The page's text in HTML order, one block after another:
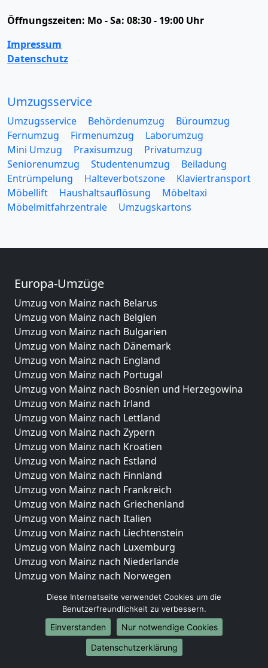
Öffnungszeiten: Mo - Sa: 08:30 - 19:00 Uhr
Impressum
Datenschutz
Umzugsservice
Umzugsservice Behördenumzug
Büroumzug
Fernumzug
Firmenumzug
Laborumzug
Mini Umzug
Praxisumzug
Privatumzug
Seniorenumzug
Studentenumzug
Beiladung
Entrümpelung
Halteverbotszone
Klaviertransport
Möbellift
Haushaltsauflösung
Möbeltaxi
Möbelmitfahrzentrale
Umzugskartons
Europa-Umzüge
Umzug von Mainz nach Belarus
Umzug von Mainz nach Belgien
Umzug von Mainz nach Bulgarien
Umzug von Mainz nach Dänemark
Umzug von Mainz nach England
Umzug von Mainz nach Portugal
Umzug von Mainz nach Bosnien und Herzegowina
Umzug von Mainz nach Irland
Umzug von Mainz nach Lettland
Umzug von Mainz nach Zypern
Umzug von Mainz nach Kroatien
Umzug von Mainz nach Estland
Umzug von Mainz nach Finnland
Umzug von Mainz nach Frankreich
Umzug von Mainz nach Griechenland
Umzug von Mainz nach Italien
Umzug von Mainz nach Liechtenstein
Umzug von Mainz nach Luxemburg
Umzug von Mainz nach Niederlande
Umzug von Mainz nach Norwegen
Umzüge-Deutschlandweit
Umzug von Mainz nach Berlin
Umzug von Mainz nach Hamburg
Umzug von Mainz nach München
Diese Internetseite verwendet Cookies um die
Benutzerfreundlichkeit zu verbessern.
Einverstanden
Nur notwendige Cookies
Datenschutzerklärung